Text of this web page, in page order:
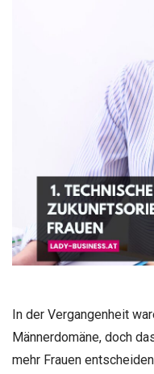
In der Vergangenheit
Männerdomäne, doch
mehr Frauen